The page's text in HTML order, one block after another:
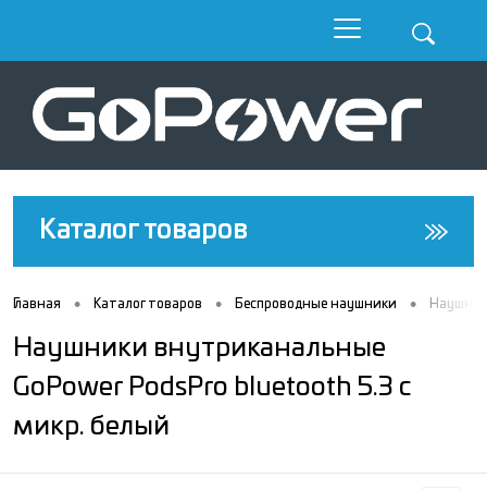
Каталог товаров
Главная • Каталог товаров • Беcпроводные наушники •
Наушники внутриканальные
GoPower PodsPro bluetooth 5.3 с
микр. белый